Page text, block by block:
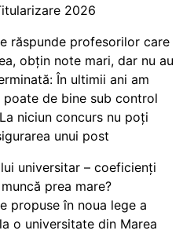
2026
răspunde profesorilor care
obțin note mari, dar nu au
În ultimii ani am
de bine sub control
niciun concurs nu poți
unui post
universitar – coeficienți
prea mare?
propuse în noua lege a
o universitate din Marea